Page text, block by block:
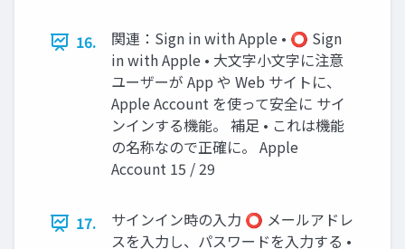
16.
関連：Sign in with Apple • ⭕ Sign
in with Apple • 大文字小文字に注意
ユーザーが App や Web サイトに、
Apple Account を使って安全に サイ
ンインする機能。 補足 • これは機能
の名称なので正確に。 Apple
Account 15 / 29
17.
サインイン時の入力 ⭕ メールアドレ
スを入力し、パスワードを入力する •